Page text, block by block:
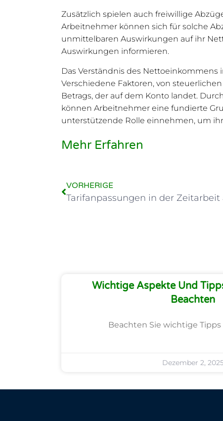
Zusätzlich spielen auch freiwillige
Arbeitnehmer können sich für solche
unmittelbaren Auswirkungen auf ihr
Auswirkungen informieren.
Das Verständnis des
Verschiedene Faktoren, von
Betrags, der auf dem Konto landet.
können Arbeitnehmer eine fundierte
unterstützende Rolle einnehmen, um
Mehr Erfahren
VORHERIGE
Tarifanpassungen in der Zeitarbeit
Wichtige Aspekte Und
Beachten
Beachten Sie wichtige
Dezember 2,